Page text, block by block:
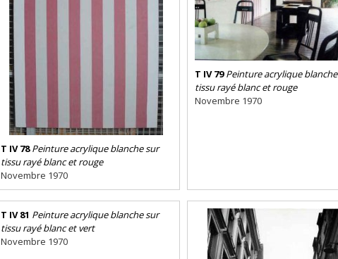
T IV 78 Peinture acrylique blanche sur
tissu rayé blanc et rouge
Novembre 1970
T IV 79 Peinture acrylique
tissu rayé blanc et rouge
Novembre 1970
T IV 81 Peinture acrylique blanche sur
tissu rayé blanc et vert
Novembre 1970